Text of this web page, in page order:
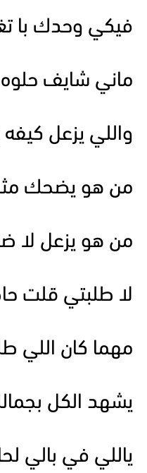
فيكي وحدك با
ماني شايف
واللي يزعل كيفه
من هو يضحك
من هو يزعل لا
لا طلبتي قلت
مهما كان اللي
يشهد الكل
ياللي في بالي